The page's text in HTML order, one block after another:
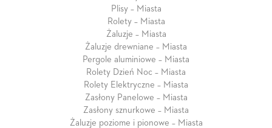
Plisy – Miasta
Rolety – Miasta
Żaluzje – Miasta
Żaluzje drewniane – Miasta
Pergole aluminiowe – Miasta
Rolety Dzień Noc – Miasta
Rolety Elektryczne – Miasta
Zasłony Panelowe – Miasta
Zasłony sznurkowe – Miasta
Żaluzje poziome i pionowe – Miasta